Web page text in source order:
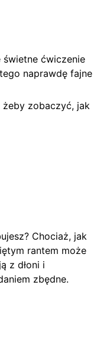
świetne ćwiczenie
naprawdę fajne
żeby zobaczyć, jak
Chociaż, jak
rantem może
z dłoni i
zbędne.